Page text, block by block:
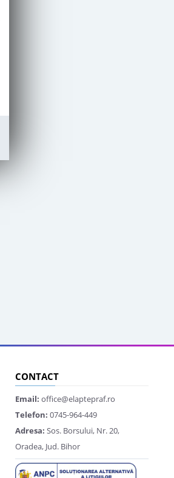
CONTACT
Email: office@elaptepraf.ro
Telefon: 0745-964-449
Adresa: Sos. Borsului, Nr. 20,
Oradea, Jud. Bihor